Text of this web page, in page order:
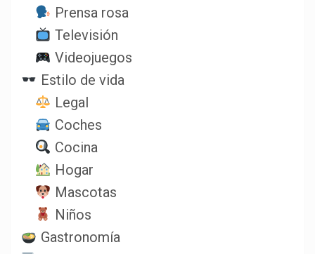
Prensa rosa
Televisión
Videojuegos
Estilo de vida
Legal
Coches
Cocina
Hogar
Mascotas
Niños
Gastronomía